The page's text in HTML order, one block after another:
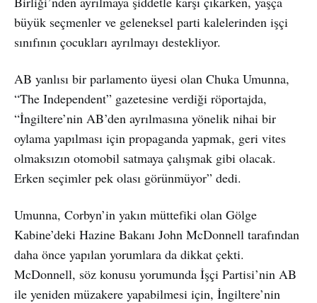
büyük seçmenler ve geleneksel parti kalelerinden işçi
sınıfının çocukları ayrılmayı destekliyor.
AB yanlısı bir parlamento üyesi olan Chuka Umunna,
“The Independent” gazetesine verdiği röportajda,
“İngiltere’nin AB’den ayrılmasına yönelik nihai bir
oylama yapılması için propaganda yapmak, geri vites
olmaksızın otomobil satmaya çalışmak gibi olacak.
Erken seçimler pek olası görünmüyor” dedi.
Umunna, Corbyn’in yakın müttefiki olan Gölge
Kabine’deki Hazine Bakanı John McDonnell tarafından
daha önce yapılan yorumlara da dikkat çekti.
McDonnell, söz konusu yorumunda İşçi Partisi’nin AB
ile yeniden müzakere yapabilmesi için, İngiltere’nin